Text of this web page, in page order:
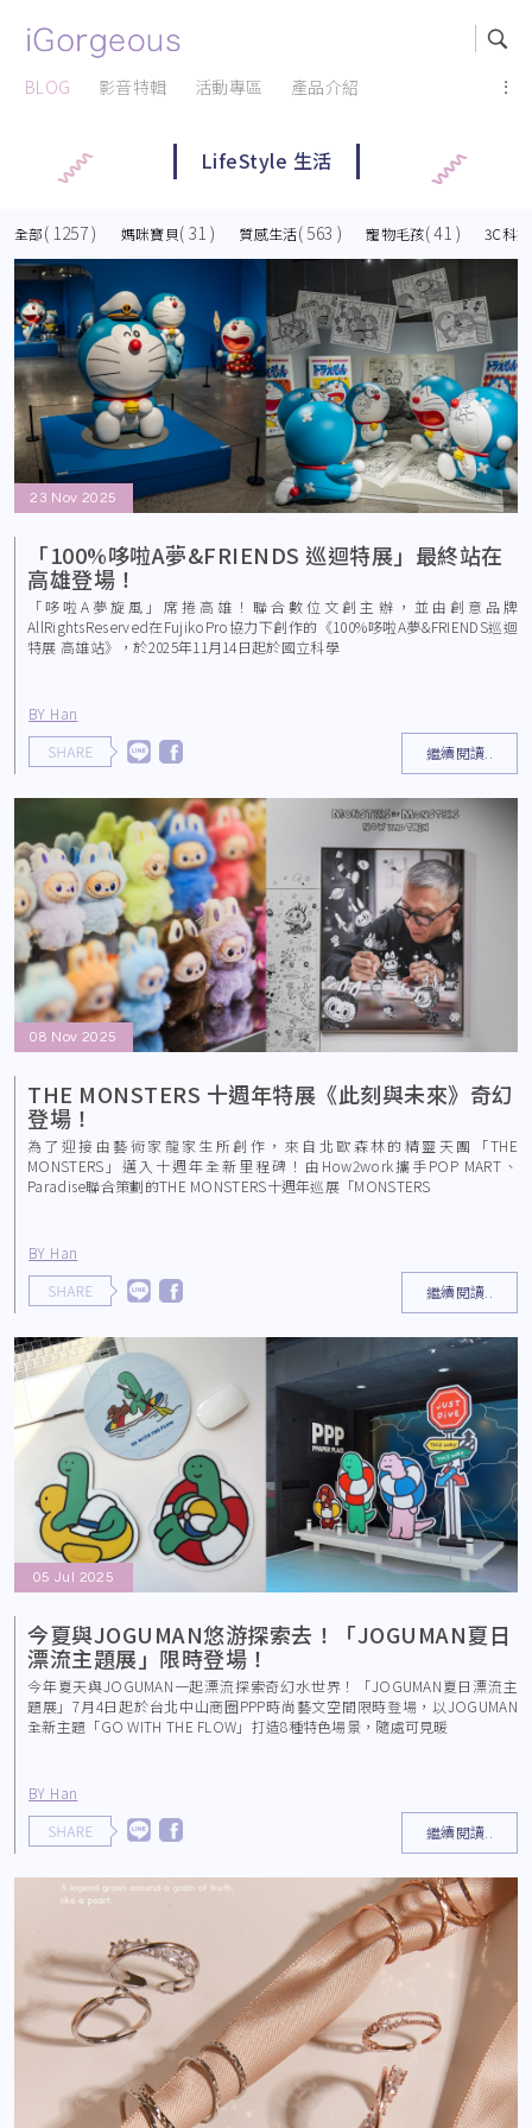
BLOG 影音特輯 活動專區 產品介紹 ...
LifeStyle 生活
全部( 1257 ) 媽咪寶貝( 31 ) 質感生活( 563 ) 寵物毛孩( 41 ) 3C科技
23 Nov 2025
BY Han
「100%哆啦A夢&FRIENDS 巡迴特展」最終站在
高雄登場！
「哆啦A夢旋風」席捲高雄！聯合數位文創主辦，並由創意品牌
AllRightsReserved在FujikoPro協力下創作的《100%哆啦A夢&FRIENDS巡迴
特展 高雄站》，於2025年11月14日起於國立科學
繼續閱讀..
08 Nov 2025
BY Han
THE MONSTERS 十週年特展《此刻與未來》奇幻
登場！
為了迎接由藝術家龍家生所創作，來自北歐森林的精靈天團「THE
MONSTERS」邁入十週年全新里程碑！由How2work攜手POP MART、
Paradise聯合策劃的THE MONSTERS十週年巡展「MONSTERS
繼續閱讀..
05 Jul 2025
BY Han
今夏與JOGUMAN悠游探索去！「JOGUMAN夏日
漂流主題展」限時登場！
今年夏天與JOGUMAN一起漂流探索奇幻水世界！「JOGUMAN夏日漂流主
題展」7月4日起於台北中山商圈PPP時尚藝文空間限時登場，以JOGUMAN
全新主題「GO WITH THE FLOW」打造8種特色場景，隨處可見暖
繼續閱讀..